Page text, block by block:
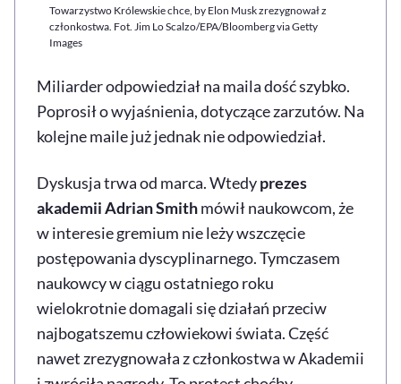
Towarzystwo Królewskie chce, by Elon Musk zrezygnował z
członkostwa. Fot. Jim Lo Scalzo/EPA/Bloomberg via Getty
Images
Miliarder odpowiedział na maila dość szybko.
Poprosił o wyjaśnienia, dotyczące zarzutów. Na
kolejne maile już jednak nie odpowiedział.
Dyskusja trwa od marca. Wtedyprezes
akademii Adrian Smithmówił naukowcom, że
w interesie gremium nie leży wszczęcie
postępowania dyscyplinarnego. Tymczasem
naukowcy w ciągu ostatniego roku
wielokrotnie domagali się działań przeciw
najbogatszemu człowiekowi świata. Część
nawet zrezygnowała z członkostwa w Akademii